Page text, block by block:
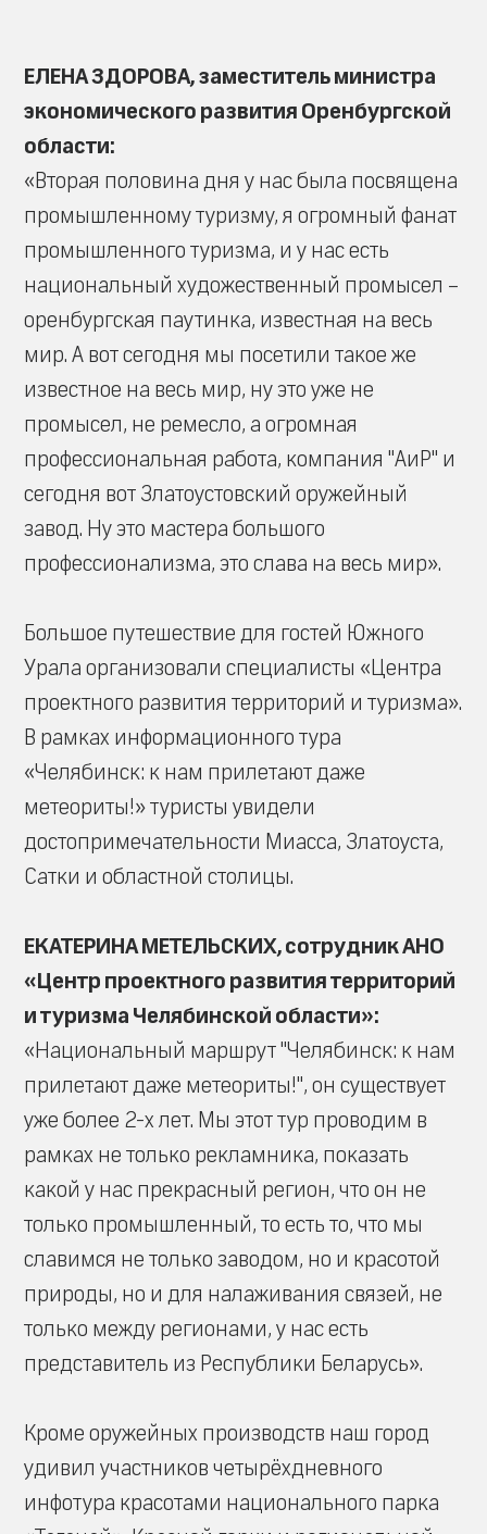
ЕЛЕНА ЗДОРОВА, заместитель министра
экономического развития Оренбургской
области:
«Вторая половина дня у нас была посвящена
промышленному туризму, я огромный фанат
промышленного туризма, и у нас есть
национальный художественный промысел –
оренбургская паутинка, известная на весь
мир. А вот сегодня мы посетили такое же
известное на весь мир, ну это уже не
промысел, не ремесло, а огромная
профессиональная работа, компания "АиР" и
сегодня вот Златоустовский оружейный
завод. Ну это мастера большого
профессионализма, это слава на весь мир».
Большое путешествие для гостей Южного
Урала организовали специалисты «Центра
проектного развития территорий и туризма».
В рамках информационного тура
«Челябинск: к нам прилетают даже
метеориты!» туристы увидели
достопримечательности Миасса, Златоуста,
Сатки и областной столицы.
ЕКАТЕРИНА МЕТЕЛЬСКИХ, сотрудник АНО
«Центр проектного развития территорий
и туризма Челябинской области»:
«Национальный маршрут "Челябинск: к нам
прилетают даже метеориты!", он существует
уже более 2-х лет. Мы этот тур проводим в
рамках не только рекламника, показать
какой у нас прекрасный регион, что он не
только промышленный, то есть то, что мы
славимся не только заводом, но и красотой
природы, но и для налаживания связей, не
только между регионами, у нас есть
представитель из Республики Беларусь».
Кроме оружейных производств наш город
удивил участников четырёхдневного
инфотура красотами национального парка